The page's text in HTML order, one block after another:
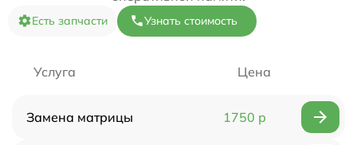
Есть запчасти Узнать стоимость
Услуга Цена
Замена матрицы 1750 р